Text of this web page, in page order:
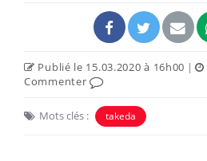
Publié le 15.03.2020 à 16h00 |
Commenter
Mots clés : takeda